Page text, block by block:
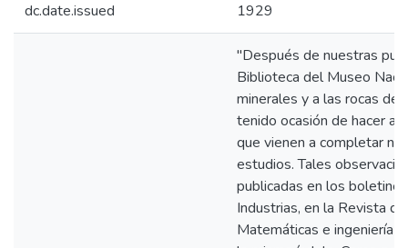
dc.date.issued 1929
"Después de nuestras
Biblioteca del Museo
minerales y a las rocas de
tenido ocasión de hacer
que vienen a completar
estudios. Tales
publicadas en los
Industrias, en la Revista
Matemáticas e ingeniería